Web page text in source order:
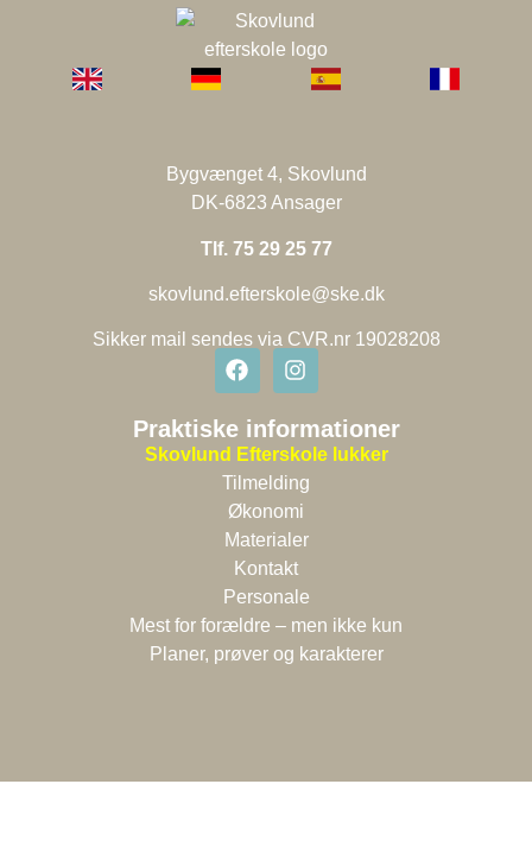
Bygvænget 4, Skovlund
DK-6823 Ansager
Tlf. 75 29 25 77
skovlund.efterskole@ske.dk
Sikker mail sendes via CVR.nr 19028208
Praktiske informationer
Skovlund Efterskole lukker
Tilmelding
Økonomi
Materialer
Kontakt
Personale
Mest for forældre – men ikke kun
Planer, prøver og karakterer